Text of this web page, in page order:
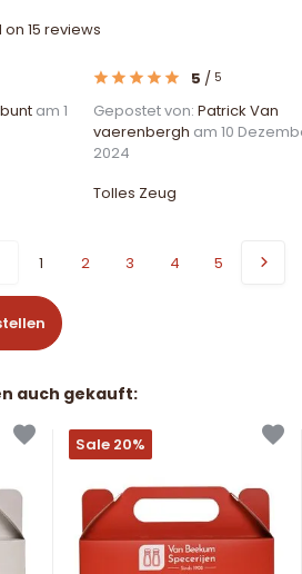
15 reviews
am 1
5 / 5
Gepostet von: Patrick Van
vaerenbergh am 10
2024
Tolles Zeug
1 2 3 4 5
auch gekauft:
Sale 20%